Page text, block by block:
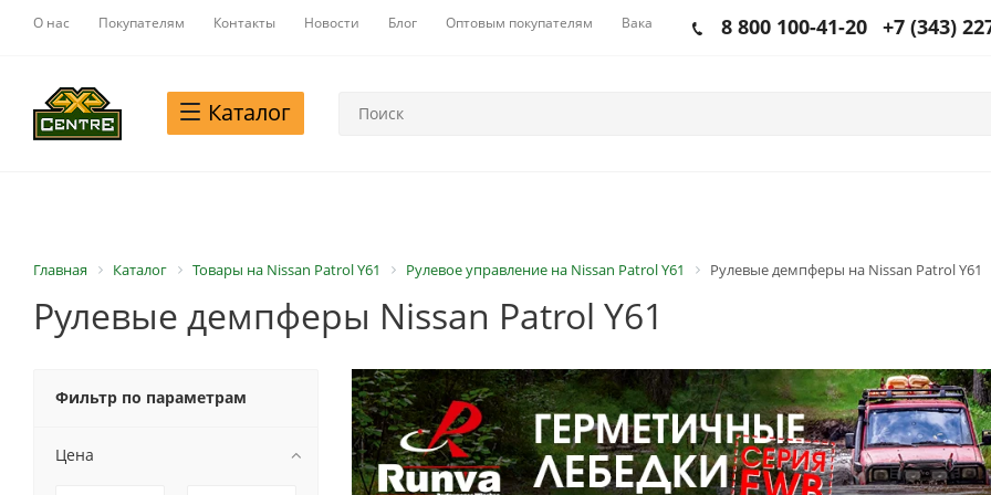
О нас Покупателям Контакты Новости Блог Оптовым покупателям Вакансии 8 800 100-41-20 +7 (343)
Каталог
Главная Каталог Товары на Nissan Patrol Y61 Рулевое управление на Nissan Patrol Y61 Рулевые демпферы на Nissan Patrol Y61
Рулевые демпферы Nissan Patrol Y61
Фильтр по параметрам
Цена